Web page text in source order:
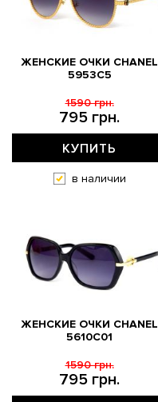
ЖЕНСКИЕ ОЧКИ CHANEL
5953C5
795 грн.
1590 грн.
КУПИТЬ
в наличии
ЖЕНСКИЕ ОЧКИ CHANEL
5610C01
795 грн.
1590 грн.